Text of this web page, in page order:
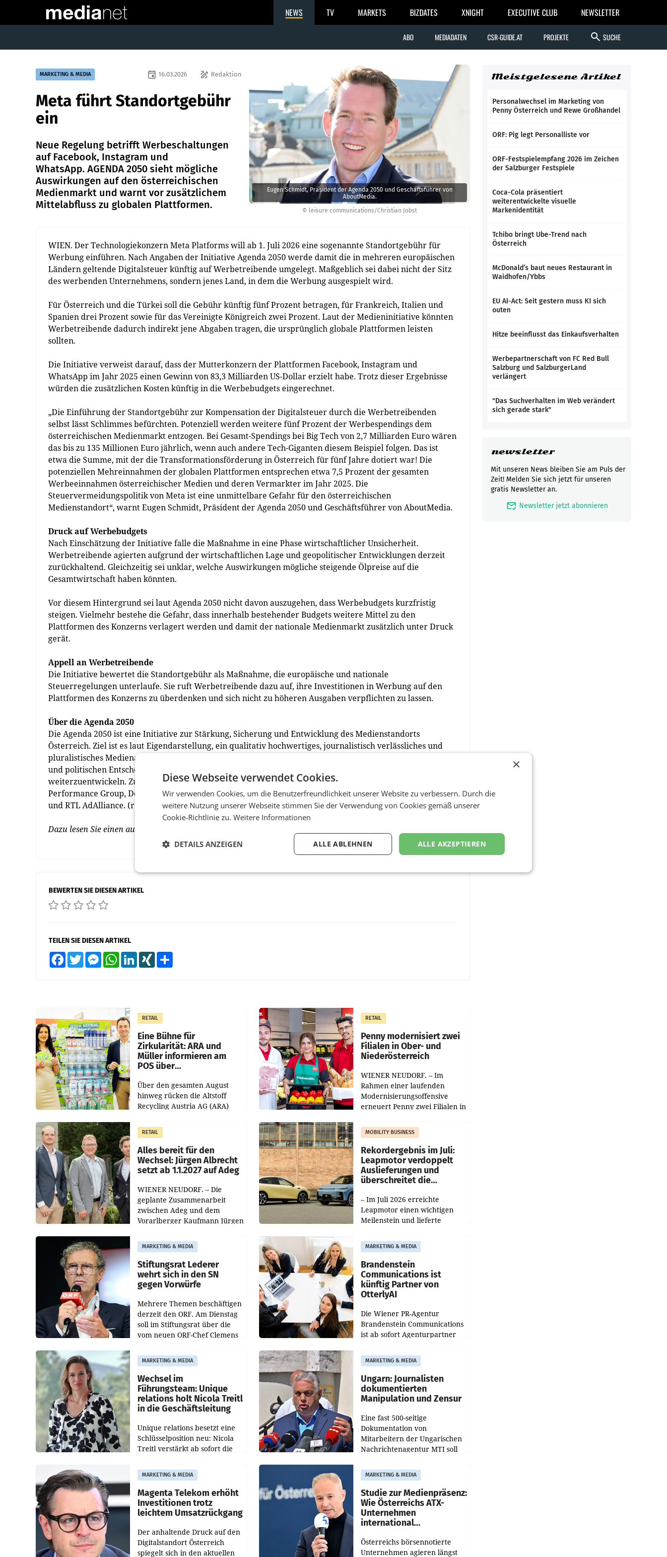
NEWS TV MARKETS BIZDATES XNIGHT EXECUTIVE CLUB NEWSLETTER
ABO MEDIADATEN CSR-GUIDE.AT PROJEKTE search SUCHE
© leisure communications/Christian Jobst
Eugen Schmidt, Präsident der Agenda 2050 und Geschäftsführer von
AboutMedia.
MARKETING & MEDIA draw Redaktion
event 16.03.2026
Meta führt Standortgebühr
ein
Neue Regelung betrifft Werbeschaltungen
auf Facebook, Instagram und
WhatsApp. AGENDA 2050 sieht mögliche
Auswirkungen auf den österreichischen
Medienmarkt und warnt vor zusätzlichem
Mittelabfluss zu globalen Plattformen.
WIEN. Der Technologiekonzern Meta Platforms will ab 1. Juli 2026 eine sogenannte Standortgebühr für
Werbung einführen. Nach Angaben der Initiative Agenda 2050 werde damit die in mehreren europäischen
Ländern geltende Digitalsteuer künftig auf Werbetreibende umgelegt. Maßgeblich sei dabei nicht der Sitz
des werbenden Unternehmens, sondern jenes Land, in dem die Werbung ausgespielt wird.
Für Österreich und die Türkei soll die Gebühr künftig fünf Prozent betragen, für Frankreich, Italien und
Spanien drei Prozent sowie für das Vereinigte Königreich zwei Prozent. Laut der Medieninitiative könnten
Werbetreibende dadurch indirekt jene Abgaben tragen, die ursprünglich globale Plattformen leisten
sollten.
Die Initiative verweist darauf, dass der Mutterkonzern der Plattformen Facebook, Instagram und
WhatsApp im Jahr 2025 einen Gewinn von 83,3 Milliarden US-Dollar erzielt habe. Trotz dieser Ergebnisse
würden die zusätzlichen Kosten künftig in die Werbebudgets eingerechnet.
„Die Einführung der Standortgebühr zur Kompensation der Digitalsteuer durch die Werbetreibenden
selbst lässt Schlimmes befürchten. Potenziell werden weitere fünf Prozent der Werbespendings dem
österreichischen Medienmarkt entzogen. Bei Gesamt-Spendings bei Big Tech von 2,7 Milliarden Euro wären
das bis zu 135 Millionen Euro jährlich, wenn auch andere Tech-Giganten diesem Beispiel folgen. Das ist
etwa die Summe, mit der die Transformationsförderung in Österreich für fünf Jahre dotiert war! Die
potenziellen Mehreinnahmen der globalen Plattformen entsprechen etwa 7,5 Prozent der gesamten
Werbeeinnahmen österreichischer Medien und deren Vermarkter im Jahr 2025. Die
Steuervermeidungspolitik von Meta ist eine unmittelbare Gefahr für den österreichischen
Medienstandort“, warnt Eugen Schmidt, Präsident der Agenda 2050 und Geschäftsführer von AboutMedia.
Druck auf Werbebudgets
Nach Einschätzung der Initiative falle die Maßnahme in eine Phase wirtschaftlicher Unsicherheit.
Werbetreibende agierten aufgrund der wirtschaftlichen Lage und geopolitischer Entwicklungen derzeit
zurückhaltend. Gleichzeitig sei unklar, welche Auswirkungen mögliche steigende Ölpreise auf die
Gesamtwirtschaft haben könnten.
Vor diesem Hintergrund sei laut Agenda 2050 nicht davon auszugehen, dass Werbebudgets kurzfristig
steigen. Vielmehr bestehe die Gefahr, dass innerhalb bestehender Budgets weitere Mittel zu den
Plattformen des Konzerns verlagert werden und damit der nationale Medienmarkt zusätzlich unter Druck
gerät.
Appell an Werbetreibende
Die Initiative bewertet die Standortgebühr als Maßnahme, die europäische und nationale
Steuerregelungen unterlaufe. Sie ruft Werbetreibende dazu auf, ihre Investitionen in Werbung auf den
Plattformen des Konzerns zu überdenken und sich nicht zu höheren Ausgaben verpflichten zu lassen.
Über die Agenda 2050
Die Agenda 2050 ist eine Initiative zur Stärkung, Sicherung und Entwicklung des Medienstandorts
Österreich. Ziel ist es laut Eigendarstellung, ein qualitativ hochwertiges, journalistisch verlässliches und
pluralistisches Medienangebot zu sichern und gemeinsam mit Werbetreibenden, Interessenvertretungen
und politischen Entscheidungsträgern einen wirtschaftlich wettbewerbsfähigen Medienmarkt
weiterzuentwickeln. Zu den Gründungsmitgliedern zählen AboutMedia, Azerion, COPE Content
Performance Group, Der Standard, Kronen Zeitung, ORF-Enterprise, ProSiebenSat.1 PULS 4, Purpur Media
und RTL AdAlliance. (red)
Dazu lesen Sie einen ausführlichen Artikel und Reaktionen der Branche in unserer kommenden Printausgabe.
BEWERTEN SIE DIESEN ARTIKEL
TEILEN SIE DIESEN ARTIKEL
FacebookTwitter MessengerWhatsAppLinkedInXING
RETAIL
Eine Bühne für
Zirkularität: ARA und
Müller informieren am
POS über
Über den gesamten August
hinweg rücken die Altstoff
Recycling Austria AG (ARA)
Müller die Initiative „Kreislauf-
Helden“ in allen
österreichischen Müller-Filialen
RETAIL
Penny modernisiert zwei
Filialen in Ober- und
Niederösterreich
WIENER NEUDORF. – Im
Rahmen einer laufenden
Modernisierungsoffensive
erneuert Penny zwei Filialen in
Die beiden Standorte liegen in
Haag sowie im rund
RETAIL
Alles bereit für den
Wechsel: Jürgen Albrecht
setzt ab 1.1.2027 auf Adeg
WIENER NEUDORF. – Die
geplante Zusammenarbeit
zwischen Adeg und dem
Vorarlberger Kaufmann Jürgen
freigegeben: Die
Bundeswettbewerbsbehörde
und der Bundeskartellanwalt
MOBILITY BUSINESS
Rekordergebnis im Juli:
Leapmotor verdoppelt
Auslieferungen und
überschreitet die
– Im Juli 2026 erreichte
Leapmotor einen wichtigen
Meilenstein und lieferte
aus, womit sich das Ergebnis
gegenüber Juli 2025 mehr als
verdoppelte (+102
MARKETING & MEDIA
Stiftungsrat Lederer
wehrt sich in den SN
gegen Vorwürfe
Mehrere Themen beschäftigen
derzeit den ORF. Am Dienstag
soll im Stiftungsrat über die
vom neuen ORF-Chef Clemens
Besetzungen für die
Direktionen abgestimmt
werden.
MARKETING & MEDIA
Brandenstein
Communications ist
künftig Partner von
OtterlyAI
Die Wiener PR-Agentur
Brandenstein Communications
ist ab sofort Agenturpartner
Optimierungsplattform
OtterlyAI. Damit baut die
Agentur ihr Leistungsportfolio
MARKETING & MEDIA
Wechsel im
Führungsteam: Unique
relations holt Nicola Treitl
in die Geschäftsleitung
Unique relations besetzt eine
Schlüsselposition neu: Nicola
Treitl verstärkt ab sofort die
PR-Agentur an der Seite von
Josef Kalina und Anna Kalina-
Mahr.
MARKETING & MEDIA
Ungarn: Journalisten
dokumentierten
Manipulation und Zensur
Eine fast 500-seitige
Dokumentation von
Mitarbeitern der Ungarischen
Nachrichtenagentur MTI soll
Manipulation und Zensur bei
der Agentur während der Zeit
MARKETING & MEDIA
Magenta Telekom erhöht
Investitionen trotz
leichtem Umsatzrückgang
Der anhaltende Druck auf den
Digitalstandort Österreich
spiegelt sich in den aktuellen
MARKETING & MEDIA
Studie zur Medienpräsenz:
Wie Österreichs ATX-
Unternehmen
international
Österreichs börsennotierte
Unternehmen agieren längst
Meistgelesene Artikel
Personalwechsel im Marketing von
Penny Österreich und Rewe Großhandel
ORF: Pig legt Personalliste vor
ORF-Festspielempfang 2026 im Zeichen
der Salzburger Festspiele
Coca-Cola präsentiert
weiterentwickelte visuelle
Markenidentität
Tchibo bringt Ube-Trend nach
Österreich
McDonald’s baut neues Restaurant in
Waidhofen/Ybbs
EU AI-Act: Seit gestern muss KI sich
outen
Hitze beeinflusst das Einkaufsverhalten
Werbepartnerschaft von FC Red Bull
Salzburg und SalzburgerLand
verlängert
"Das Suchverhalten im Web verändert
sich gerade stark"
newsletter
Mit unseren News bleiben Sie am Puls der
Zeit! Melden Sie sich jetzt für unseren
gratis Newsletter an.
mark_email_read Newsletter jetzt abonnieren
×
Diese Webseite verwendet Cookies.
Wir verwenden Cookies, um die Benutzerfreundlichkeit unserer Website zu verbessern. Durch die
weitere Nutzung unserer Webseite stimmen Sie der Verwendung von Cookies gemäß unserer
Cookie-Richtlinie zu. Weitere Informationen
ALLE AKZEPTIEREN
ALLE ABLEHNEN
DETAILS ANZEIGEN